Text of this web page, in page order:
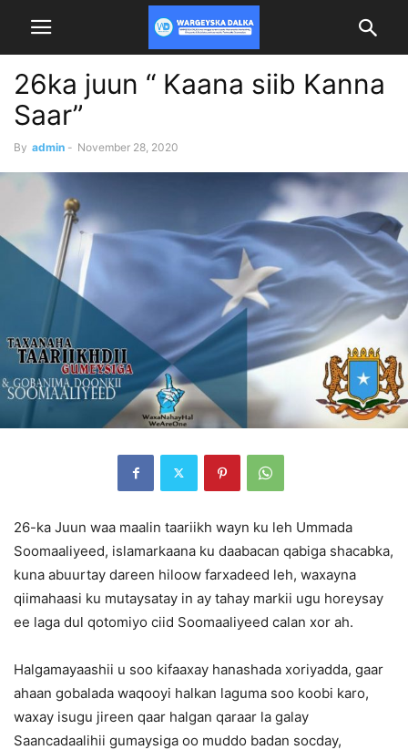
26ka juun “ Kaana siib Kanna
Saar”
By admin - November 28, 2020
26-ka Juun waa maalin taariikh wayn ku leh Ummada
Soomaaliyeed, islamarkaana ku daabacan qabiga shacabka,
kuna abuurtay dareen hiloow farxadeed leh, waxayna
qiimahaasi ku mutaysatay in ay tahay markii ugu horeysay
ee laga dul qotomiyo ciid Soomaaliyeed calan xor ah.
Halgamayaashii u soo kifaaxay hanashada xoriyadda, gaar
ahaan gobalada waqooyi halkan laguma soo koobi karo,
waxay isugu jireen qaar halgan qaraar la galay
Saancadaalihii gumaysiga oo muddo badan socday,